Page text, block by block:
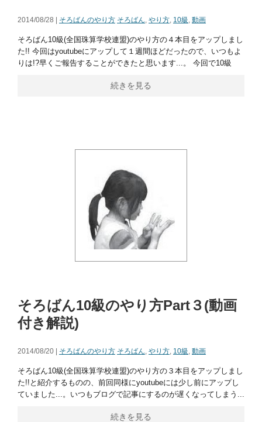
2014/08/28 | そろばんのやり方 そろばん, やり方, 10級, 動画
そろばん10級(全国珠算学校連盟)のやり方の４本目をアップしまし
た!! 今回はyoutubeにアップして１週間ほどだったので、いつもよ
りは!?早くご報告することができたと思います...。 今回で10級
続きを見る
そろばん10級のやり方Part３(動画
付き解説)
2014/08/20 | そろばんのやり方 そろばん, やり方, 10級, 動画
そろばん10級(全国珠算学校連盟)のやり方の３本目をアップしまし
た!!と紹介するものの、前回同様にyoutubeには少し前にアップし
ていました...。いつもブログで記事にするのが遅くなってしまう...
続きを見る